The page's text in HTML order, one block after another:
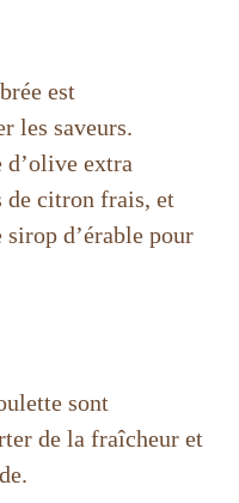
est
les saveurs.
d’olive extra
de citron frais, et
sirop d’érable pour
sont
de la fraîcheur et